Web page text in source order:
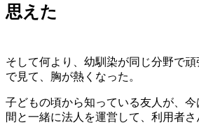
思えた
そして何より、幼馴染が同じ分野で
で見て、胸が熱くなった。
子どもの頃から知っている友人が、
間と一緒に法人を運営して、利用者